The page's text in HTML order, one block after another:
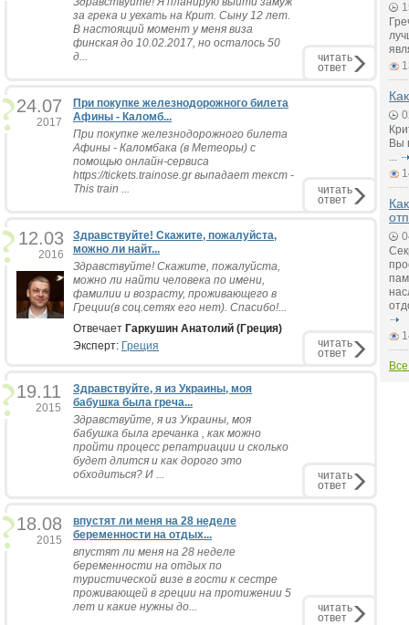
за грека и уехать на Крит. Сыну 12 лет.
В настоящий момент у меня виза
финская до 10.02.2017, но осталось 50
д...
читать
ответ
24.07
2017
При покупке железнодорожного билета
Афины - Каломб...
При покупке железнодорожного билета
Афины - Каломбака (в Метеоры) с
помощью онлайн-сервиса
https://tickets.trainose.gr выпадает текст -
This train ...
читать
ответ
12.03
2016
Здравствуйте! Скажите, пожалуйста,
можно ли найт...
Здравствуйте! Скажите, пожалуйста,
можно ли найти человека по имени,
фамилии и возрасту, проживающего в
Греции(в соц.сетях его нет). Спасибо!...
Отвечает Гаркушин Анатолий (Греция)
Эксперт: Греция читать
ответ
19.11
2015
Здравствуйте, я из Украины, моя
бабушка была греча...
Здравствуйте, я из Украины, моя
бабушка была гречанка , как можно
пройти процесс репатриации и сколько
будет длится и как дорого это
обходиться? И ...
читать
ответ
18.08
2015
впустят ли меня на 28 неделе
беременности на отдых...
впустят ли меня на 28 неделе
беременности на отдых по
туристической визе в гости к сестре
проживающей в греции на протижении 5
лет и какие нужны до...
читать
ответ
Вы
...